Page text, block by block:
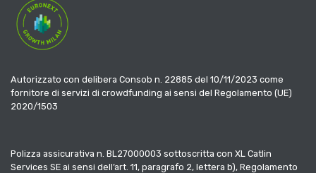
Autorizzato con delibera Consob n. 22885 del 10/11/2023 come
fornitore di servizi di crowdfunding ai sensi del Regolamento (UE)
2020/1503
Polizza assicurativa n. BL27000003 sottoscritta con XL Catlin
Services SE ai sensi dell’art. 11, paragrafo 2, lettera b), Regolamento